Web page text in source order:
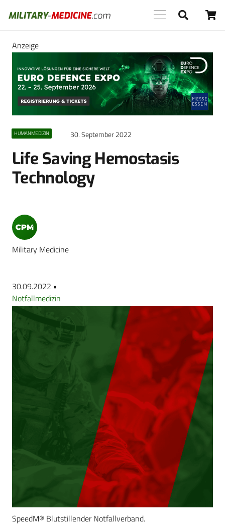
Anzeige
HUMANMEDIZIN 30. September 2022
Life Saving Hemostasis
Technology
Military Medicine
30.09.2022 •
Notfallmedizin
SpeedM® Blutstillender Notfallverband.